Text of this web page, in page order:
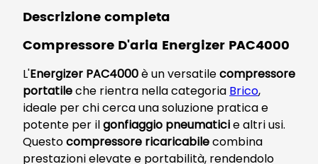
Descrizione completa
Compressore D'aria Energizer PAC4000
L'Energizer PAC4000è un versatilecompressore
portatileche rientra nella categoria Brico,
ideale per chi cerca una soluzione pratica e
potente per ilgonfiaggio pneumaticie altri usi.
Questocompressore ricaricabilecombina
prestazioni elevate e portabilità, rendendolo